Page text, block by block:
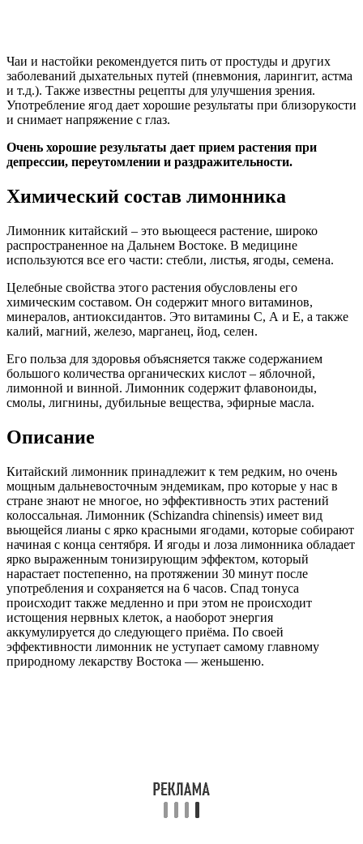
Чаи и настойки рекомендуется пить от простуды и других
заболеваний дыхательных путей (пневмония, ларингит, астма
и т.д.). Также известны рецепты для улучшения зрения.
Употребление ягод дает хорошие результаты при близорукости
и снимает напряжение с глаз.
Очень хорошие результаты дает прием растения при
депрессии, переутомлении и раздражительности.
Химический состав лимонника
Лимонник китайский – это вьющееся растение, широко
распространенное на Дальнем Востоке. В медицине
используются все его части: стебли, листья, ягоды, семена.
Целебные свойства этого растения обусловлены его
химическим составом. Он содержит много витаминов,
минералов, антиоксидантов. Это витамины С, А и Е, а также
калий, магний, железо, марганец, йод, селен.
Его польза для здоровья объясняется также содержанием
большого количества органических кислот – яблочной,
лимонной и винной. Лимонник содержит флавоноиды,
смолы, лигнины, дубильные вещества, эфирные масла.
Описание
Китайский лимонник принадлежит к тем редким, но очень
мощным дальневосточным эндемикам, про которые у нас в
стране знают не многое, но эффективность этих растений
колоссальная. Лимонник (Schizandra chinensis) имеет вид
вьющейся лианы с ярко красными ягодами, которые собирают
начиная с конца сентября. И ягоды и лоза лимонника обладает
ярко выраженным тонизирующим эффектом, который
нарастает постепенно, на протяжении 30 минут после
употребления и сохраняется на 6 часов. Спад тонуса
происходит также медленно и при этом не происходит
истощения нервных клеток, а наоборот энергия
аккумулируется до следующего приёма. По своей
эффективности лимонник не уступает самому главному
природному лекарству Востока — женьшеню.